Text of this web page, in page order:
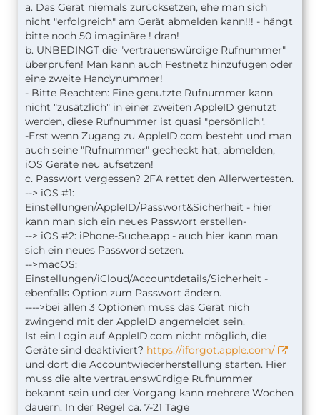
a. Das Gerät niemals zurücksetzen, ehe man sich
nicht "erfolgreich" am Gerät abmelden kann!!! - hängt
bitte noch 50 imaginäre ! dran!
b. UNBEDINGT die "vertrauenswürdige Rufnummer"
überprüfen! Man kann auch Festnetz hinzufügen oder
eine zweite Handynummer!
- Bitte Beachten: Eine genutzte Rufnummer kann
nicht "zusätzlich" in einer zweiten AppleID genutzt
werden, diese Rufnummer ist quasi "persönlich".
-Erst wenn Zugang zu AppleID.com besteht und man
auch seine "Rufnummer" gecheckt hat, abmelden,
iOS Geräte neu aufsetzen!
c. Passwort vergessen? 2FA rettet den Allerwertesten.
--> iOS #1:
Einstellungen/AppleID/Passwort&Sicherheit - hier
kann man sich ein neues Passwort erstellen-
--> iOS #2: iPhone-Suche.app - auch hier kann man
sich ein neues Password setzen.
-->macOS:
Einstellungen/iCloud/Accountdetails/Sicherheit -
ebenfalls Option zum Passwort ändern.
---->bei allen 3 Optionen muss das Gerät nich
zwingend mit der AppleID angemeldet sein.
Ist ein Login auf AppleID.com nicht möglich, die
Geräte sind deaktiviert? https://iforgot.apple.com/
und dort die Accountwiederherstellung starten. Hier
muss die alte vertrauenswürdige Rufnummer
bekannt sein und der Vorgang kann mehrere Wochen
dauern. In der Regel ca. 7-21 Tage